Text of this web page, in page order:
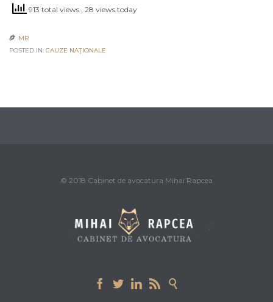
913 total views , 28 views today
 MR
POSTED IN: CAUZE NAŢIONALE
© 2018 Cabinet de avocatura Mihai Rapcea
    